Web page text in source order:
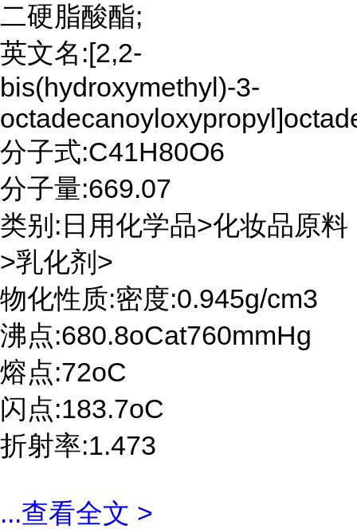
二硬脂酸酯;
英文名:[2,2-
bis(hydroxymethyl)-3-
分子式:C41H80O6
分子量:669.07
类别:日用化学品>化妆品原料
>乳化剂>
物化性质:密度:0.945g/cm3
沸点:680.8oCat760mmHg
熔点:72oC
闪点:183.7oC
折射率:1.473
...查看全文 >